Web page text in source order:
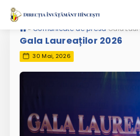
» Comunicate de presă Gala
Gala Laureaților 2026
30 Mai, 2026